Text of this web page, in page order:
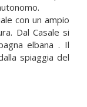
con un ampio
Dal Casale si
elbana . Il
spiaggia del